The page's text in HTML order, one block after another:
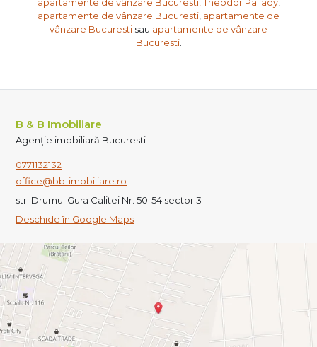
apartamente de vânzare Bucuresti apartamente de
vânzare Bucuresti sau apartamente de vânzare
Bucuresti.
B & B Imobiliare
Agenție imobiliară Bucuresti
0771132132
office@bb-imobiliare.ro
str. Drumul Gura Calitei Nr. 50-54 sector 3
Deschide în Google Maps